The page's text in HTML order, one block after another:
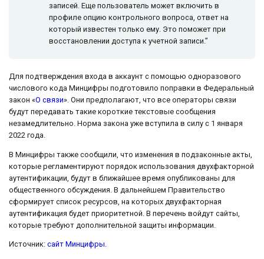
записей. Еще пользователь может включить в
профиле опцию контрольного вопроса, ответ на
который известен только ему. Это поможет при
восстановлении доступа к учетной записи.”
Для подтверждения входа в аккаунт с помощью одноразового
числового кода Минцифры подготовило поправки в Федеральный
закон «О связи». Они предполагают, что все операторы связи
будут передавать такие короткие текстовые сообщения
незамедлительно. Норма закона уже вступила в силу с 1 января
2022 года.
В Минцифры также сообщили, что изменения в подзаконные акты,
которые регламентируют порядок использования двухфакторной
аутентификации, будут в ближайшее время опубликованы для
общественного обсуждения. В дальнейшем Правительство
сформирует список ресурсов, на которых двухфакторная
аутентификация будет приоритетной. В перечень войдут сайты,
которые требуют дополнительной защиты информации.
Источник: сайт Минцифры.